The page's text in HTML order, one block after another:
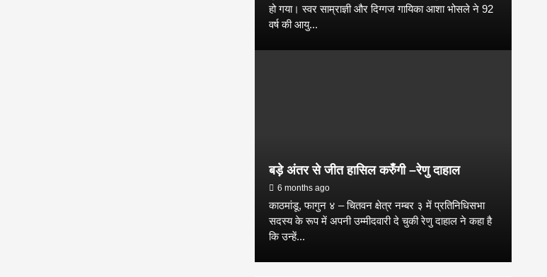
हो गया। स्वर साम्राज्ञी और दिग्गज गायिका आशा भोसले ने 92
वर्ष की आयु...
बड़े अंतर से जीत हासिल करुँंगी –रेणु दाहाल
6 months ago
काठमांडू, फागुन ४ – चितवन क्षेत्र नम्बर ३ में प्रतिनिधिसभा
सदस्य के रूप में अपनी उम्मीदवारी दे चुकी रेणु दाहाल ने कहा है
कि उन्हें...